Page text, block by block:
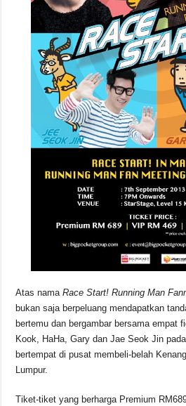
o
k
p
k
Atas namaRace Start! Running Man
bukan saja berpeluang mendapatkan
bertemu dan bergambar bersama empat
Kook, HaHa, Gary dan Jae Seok Jin
bertempat di pusat membeli-belah
Lumpur.
Tiket-tiket yang berharga Premium